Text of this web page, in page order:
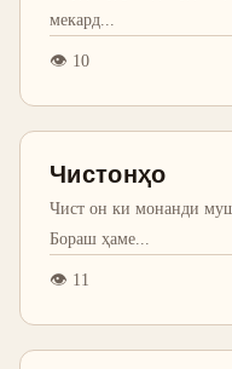
мекард
👁 10
Чистонҳо
Чист он ки монанди
Бораш ҳаме
👁 11